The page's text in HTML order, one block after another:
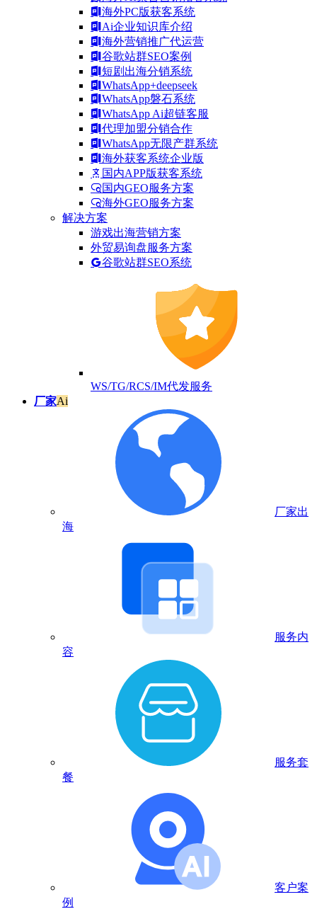
海外PC版获客系统
Ai企业知识库介绍
海外营销推广代运营
谷歌站群SEO案例
短剧出海分销系统
WhatsApp+deepseek
WhatsApp磐石系统
WhatsApp Ai超链客服
代理加盟分销合作
WhatsApp无限产群系统
海外获客系统企业版
国内APP版获客系统
国内GEO服务方案
海外GEO服务方案
解决方案
游戏出海营销方案
外贸易询盘服务方案
谷歌站群SEO系统
WS/TG/RCS/IM代发服务
厂家Ai
厂家出
海
服务内
容
服务套
餐
客户案
例